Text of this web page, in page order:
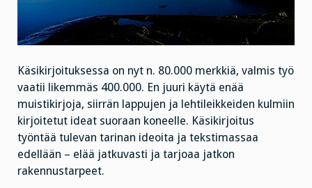
Käsikirjoituksessa on nyt n. 80.000 merkkiä, valmis työ
vaatii likemmäs 400.000. En juuri käytä enää
muistikirjoja, siirrän lappujen ja lehtileikkeiden kulmiin
kirjoitetut ideat suoraan koneelle. Käsikirjoitus
työntää tulevan tarinan ideoita ja tekstimassaa
edellään – elää jatkuvasti ja tarjoaa jatkon
rakennustarpeet.